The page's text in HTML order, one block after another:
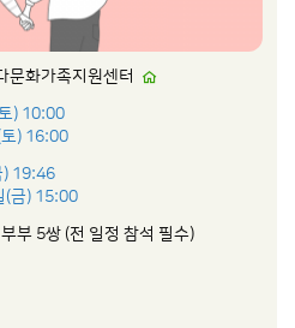
문화가족지원센터
) 10:00
) 16:00
) 19:46
(금) 15:00
부 5쌍 (전 일정 참석 필수)